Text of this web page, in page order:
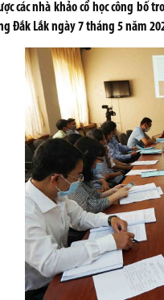
các nhà khảo cổ học công bố
Đắk Lắk ngày 7 tháng 5 năm